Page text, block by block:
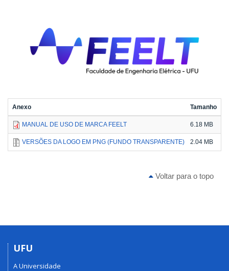
Anexo Tamanho
MANUAL DE USO DE MARCA FEELT 6.18 MB
VERSÕES DA LOGO EM PNG (FUNDO TRANSPARENTE) 2.04 MB
Voltar para o topo
UFU
A Universidade